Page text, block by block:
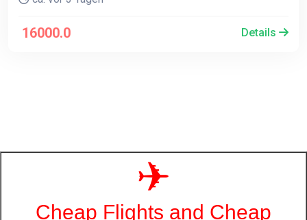
16000.0 Details